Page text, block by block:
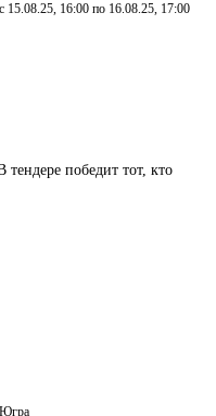
с 15.08.25, 16:00 по 16.08.25, 17:00
победит тот, кто